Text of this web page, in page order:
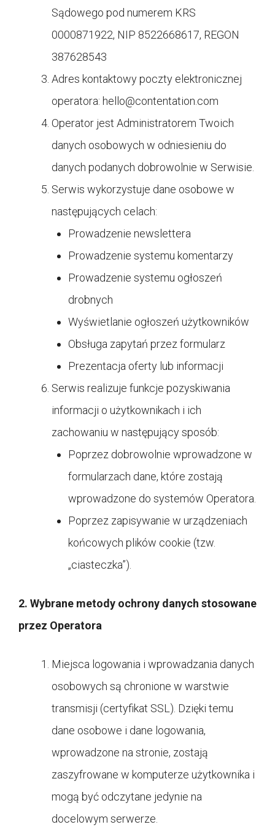
Sądowego pod numerem KRS
0000871922, NIP 8522668617, REGON
387628543
Adres kontaktowy poczty elektronicznej
operatora: hello@contentation.com
Operator jest Administratorem Twoich
danych osobowych w odniesieniu do
danych podanych dobrowolnie w Serwisie.
Serwis wykorzystuje dane osobowe w
następujących celach:
Prowadzenie newslettera
Prowadzenie systemu komentarzy
Prowadzenie systemu ogłoszeń
drobnych
Wyświetlanie ogłoszeń użytkowników
Obsługa zapytań przez formularz
Prezentacja oferty lub informacji
Serwis realizuje funkcje pozyskiwania
informacji o użytkownikach i ich
zachowaniu w następujący sposób:
Poprzez dobrowolnie wprowadzone w
formularzach dane, które zostają
wprowadzone do systemów Operatora.
Poprzez zapisywanie w urządzeniach
końcowych plików cookie (tzw.
„ciasteczka”).
2. Wybrane metody ochrony danych stosowane
przez Operatora
Miejsca logowania i wprowadzania danych
osobowych są chronione w warstwie
transmisji (certyfikat SSL). Dzięki temu
dane osobowe i dane logowania,
wprowadzone na stronie, zostają
zaszyfrowane w komputerze użytkownika i
mogą być odczytane jedynie na
docelowym serwerze.